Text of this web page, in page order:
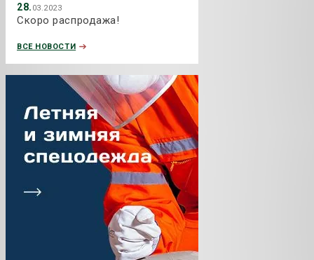
28. 03.2023
Скоро распродажа!
ВСЕ НОВОСТИ